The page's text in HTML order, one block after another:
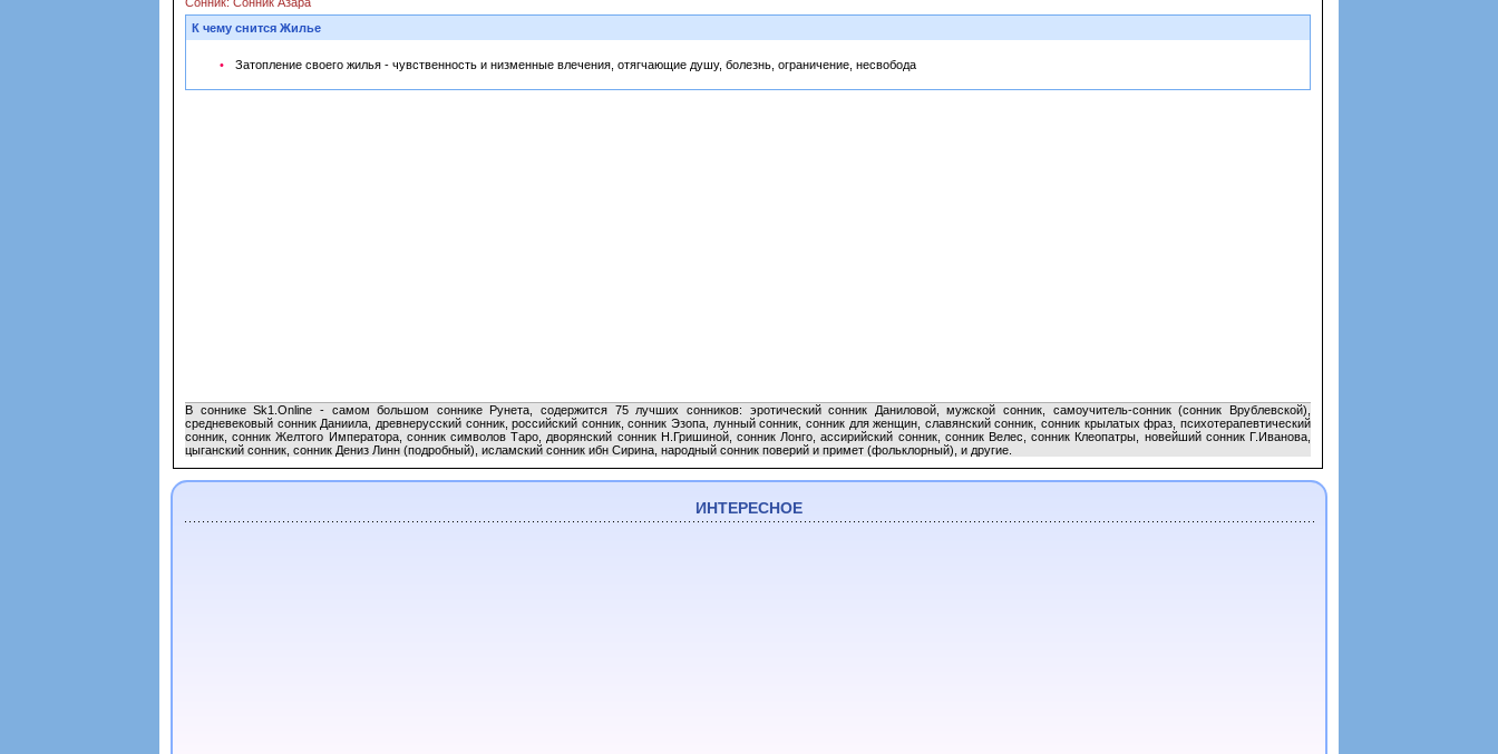
Сонник: Сонник Азара
К чему снится Жилье
Затопление своего жилья - чувственность и низменные влечения, отягчающие душу, болезнь, ограничение, несвобода
В соннике Sk1.Online - самом большом соннике Рунета, содержится 75 лучших сонников: эротический сонник Даниловой, мужской сонник, самоучитель-сонник (сонник Врублевской),
средневековый сонник Даниила, древнерусский сонник, российский сонник, сонник Эзопа, лунный сонник, сонник для женщин, славянский сонник, сонник крылатых фраз, психотерапевтический
сонник, сонник Желтого Императора, сонник символов Таро, дворянский сонник Н.Гришиной, сонник Лонго, ассирийский сонник, сонник Велес, сонник Клеопатры, новейший сонник Г.Иванова,
цыганский сонник, сонник Дениз Линн (подробный), исламский сонник ибн Сирина, народный сонник поверий и примет (фольклорный), и другие.
ИНТЕРЕСНОЕ